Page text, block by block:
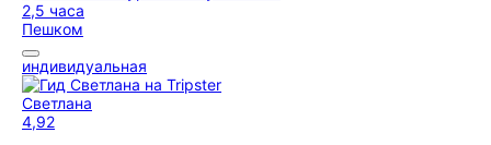
2,5 часа
Пешком
индивидуальная
Светлана
4,92